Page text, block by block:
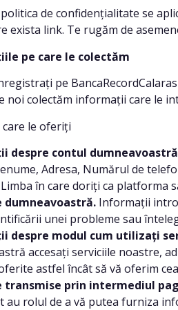
de confidențialitate se
exista link. Te rugăm de
pe care le colectăm
pe
noi colectăm informații care le
le oferiți
despre contul
Adresa, Numărul de
în care doriți ca platforma
dumneavoastră. Informații
unei probleme sau
despre modul cum utilizați
accesați serviciile noastre,
astfel încât să vă oferim
transmise prin intermediul
au rolul de a vă putea furniza